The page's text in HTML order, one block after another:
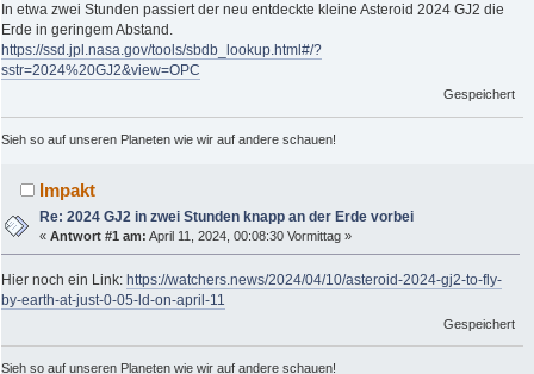
In etwa zwei Stunden passiert der neu entdeckte kleine Asteroid 2024 GJ2 die
Erde in geringem Abstand.
https://ssd.jpl.nasa.gov/tools/sbdb_lookup.html#/?
sstr=2024%20GJ2&view=OPC
Gespeichert
Sieh so auf unseren Planeten wie wir auf andere schauen!
Impakt
Re: 2024 GJ2 in zwei Stunden knapp an der Erde vorbei
«Antwort #1 am: April 11, 2024, 00:08:30 Vormittag »
Hier noch ein Link: https://watchers.news/2024/04/10/asteroid-2024-gj2-to-fly-
by-earth-at-just-0-05-ld-on-april-11
Gespeichert
Sieh so auf unseren Planeten wie wir auf andere schauen!